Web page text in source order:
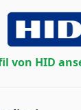
von HID